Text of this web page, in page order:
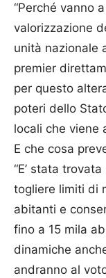
“Perché vanno
valorizzazione
unità nazionale
premier
per questo
poteri dello
locali che viene
E che cosa
“E’ stata
togliere limiti di
abitanti e
fino a 15 mila
dinamiche
andranno al